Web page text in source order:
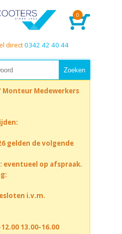
0
direct0342 42 40 44
Monteur Medewerkers
gelden de volgende
eventueel op afspraak.
i.v.m.
13.00-16.00